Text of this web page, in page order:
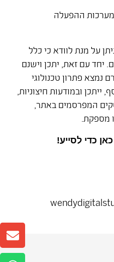
מערכות ההפעלה
על מנת לוודא כי כלל
יחד עם זאת, יתכן וישנם
נמצא פתרון טכנולוגי
ובמודעות חיצוניות,
המפרסמים באתר,
מספקת.
כדי לסייע!